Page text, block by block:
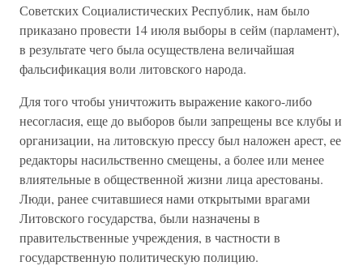
Советских Социалистических Республик, нам было
приказано провести 14 июля выборы в сейм (парламент),
в результате чего была осуществлена величайшая
фальсификация воли литовского народа.
Для того чтобы уничтожить выражение какого-либо
несогласия, еще до выборов были запрещены все клубы и
организации, на литовскую прессу был наложен арест, ее
редакторы насильственно смещены, а более или менее
влиятельные в общественной жизни лица арестованы.
Люди, ранее считавшиеся нами открытыми врагами
Литовского государства, были назначены в
правительственные учреждения, в частности в
государственную политическую полицию.